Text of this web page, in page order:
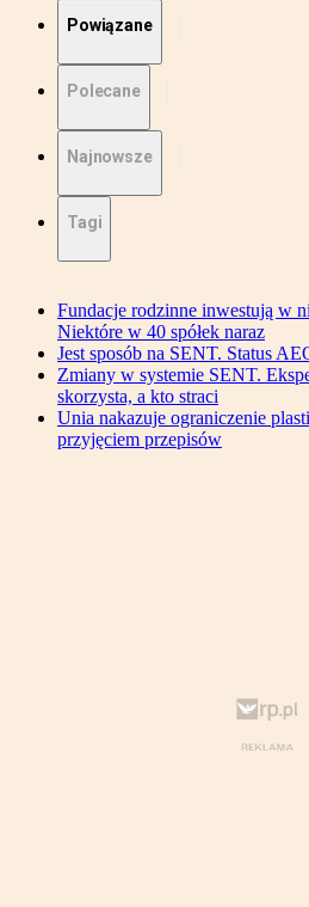
Powiązane
Polecane
Najnowsze
Tagi
Fundacje rodzinne inwestują w
Niektóre w 40 spółek naraz
Jest sposób na SENT. Status
Zmiany w systemie SENT.
skorzysta, a kto straci
Unia nakazuje ograniczenie
przyjęciem przepisów